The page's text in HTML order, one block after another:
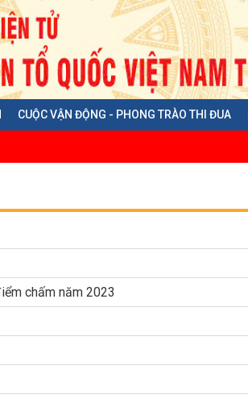
CUỘC VẬN ĐỘNG - PHONG TRÀO THI ĐUA
chấm năm 2023